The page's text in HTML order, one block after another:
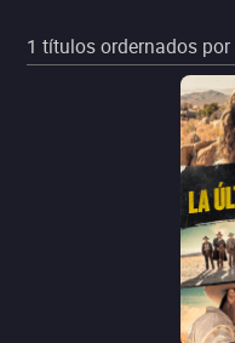
1 títulos ordernados por